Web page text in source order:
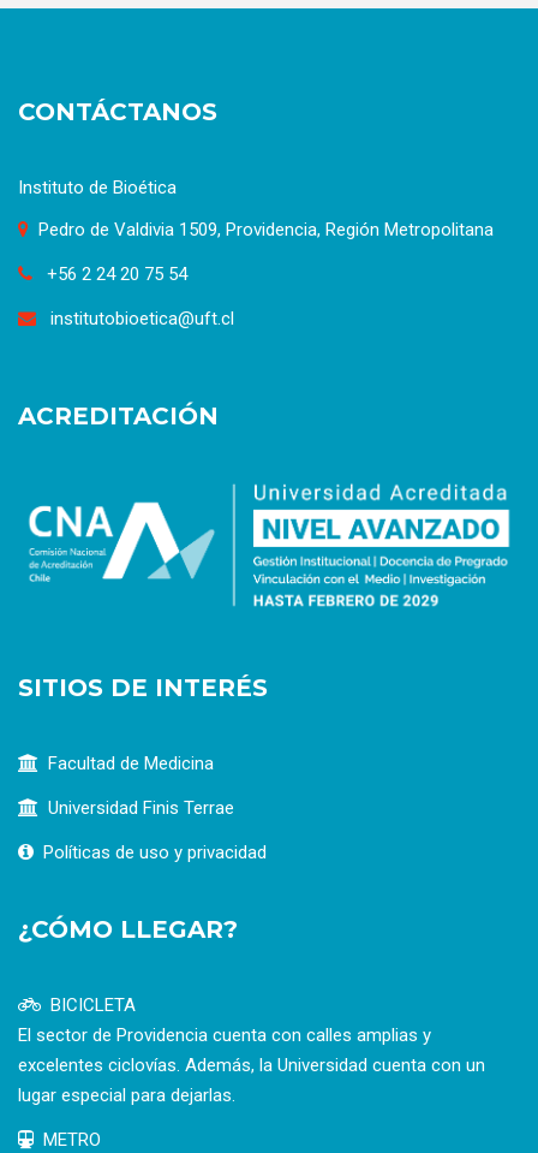
CONTÁCTANOS
Instituto de Bioética
Pedro de Valdivia 1509, Providencia, Región Metropolitana
+56 2 24 20 75 54
institutobioetica@uft.cl
ACREDITACIÓN
SITIOS DE INTERÉS
Facultad de Medicina
Universidad Finis Terrae
Políticas de uso y privacidad
¿CÓMO LLEGAR?
BICICLETA
El sector de Providencia cuenta con calles amplias y
excelentes ciclovías. Además, la Universidad cuenta con un
lugar especial para dejarlas.
METRO